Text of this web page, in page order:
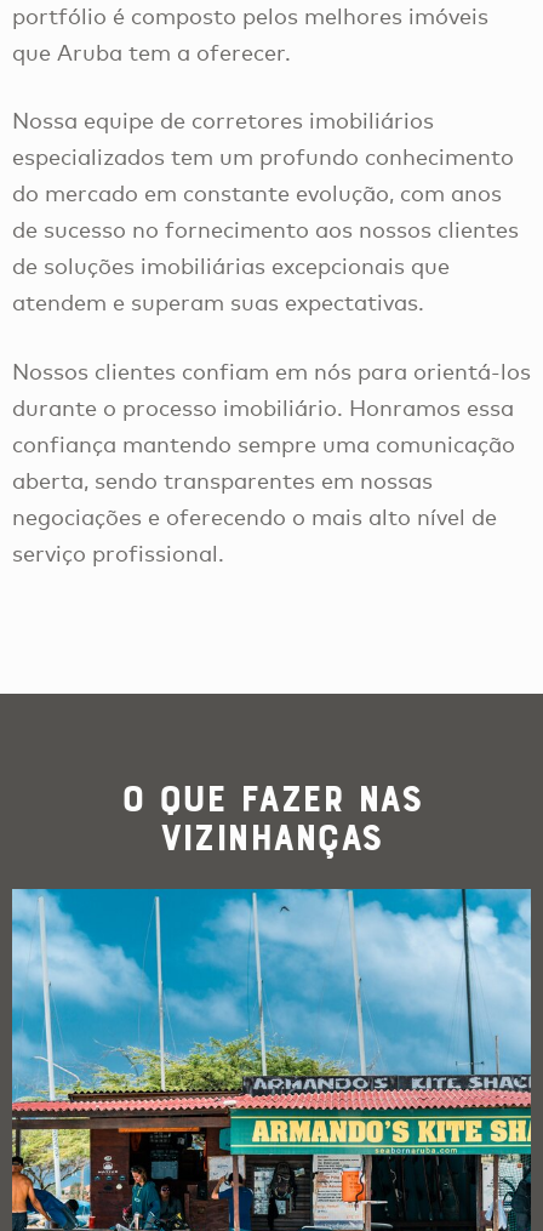
portfólio é composto pelos melhores imóveis
que Aruba tem a oferecer.
Nossa equipe de corretores imobiliários
especializados tem um profundo conhecimento
do mercado em constante evolução, com anos
de sucesso no fornecimento aos nossos clientes
de soluções imobiliárias excepcionais que
atendem e superam suas expectativas.
Nossos clientes confiam em nós para orientá-los
durante o processo imobiliário. Honramos essa
confiança mantendo sempre uma comunicação
aberta, sendo transparentes em nossas
negociações e oferecendo o mais alto nível de
serviço profissional.
O que Fazer nas
Vizinhanças